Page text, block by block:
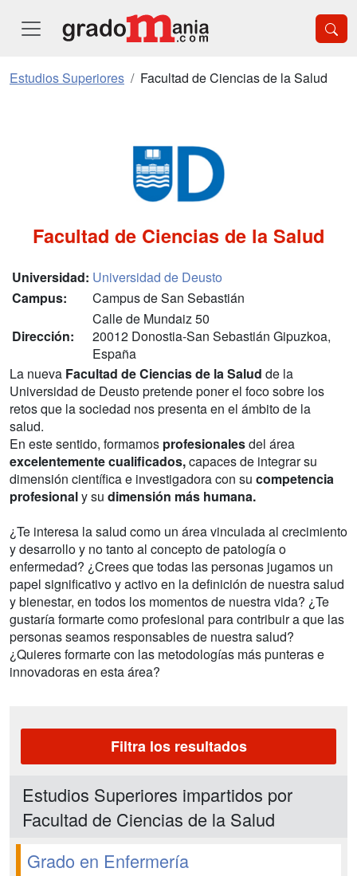
Estudios Superiores Facultad de Ciencias de la Salud
Facultad de Ciencias de la Salud
Universidad: Universidad de Deusto
Campus:
Campus de San Sebastián
Dirección:
Calle de Mundaiz 50
20012 Donostia-San Sebastián Gipuzkoa,
España
La nueva Facultad de Ciencias de la Salud de la
Universidad de Deusto pretende poner el foco sobre los
retos que la sociedad nos presenta en el ámbito de la
salud.
En este sentido, formamos profesionalesdel área
excelentemente cualificados,capaces de integrar su
dimensión científica e investigadora con su competencia
profesionaly su dimensión más humana.
¿Te interesa la salud como un área vinculada al crecimiento
y desarrollo y no tanto al concepto de patología o
enfermedad? ¿Crees que todas las personas jugamos un
papel significativo y activo en la definición de nuestra salud
y bienestar, en todos los momentos de nuestra vida? ¿Te
gustaría formarte como profesional para contribuir a que las
personas seamos responsables de nuestra salud?
¿Quieres formarte con las metodologías más punteras e
innovadoras en esta área?
Filtra los resultados
Estudios Superiores impartidos por
Facultad de Ciencias de la Salud
Grado en Enfermería